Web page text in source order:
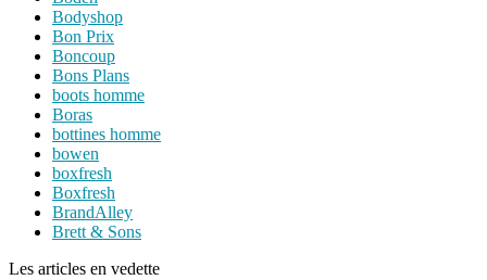
Bodyshop
Bon Prix
Boncoup
Bons Plans
boots homme
Boras
bottines homme
bowen
boxfresh
Boxfresh
BrandAlley
Brett & Sons
Les articles en vedette